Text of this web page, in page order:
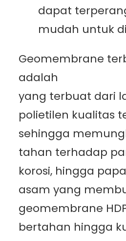
dapat
mudah untuk
Geomembrane
adalah
yang terbuat dari
polietilen kualitas
sehingga
tahan terhadap
korosi, hingga
asam yang
geomembrane
bertahan hingga